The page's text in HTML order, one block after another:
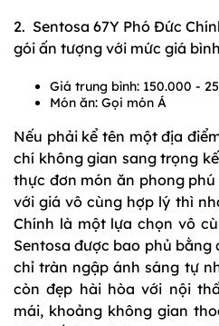
2. Sentosa 67Y Phó Đức
gói ấn tượng với mức giá
Giá trung bình: 150.000 -
Món ăn: Gọi món Á
Nếu phải kể tên một địa
chí không gian sang trọng
thực đơn món ăn phong
với giá vô cùng hợp lý thì
Chính là một lựa chọn vô
Sentosa được bao phủ
chỉ tràn ngập ánh sáng tự
còn đẹp hài hòa với nội
mái, khoảng không gian